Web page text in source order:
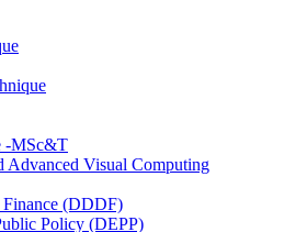
-MSc&T
Visual Computing
(DDDF)
Policy (DEPP)